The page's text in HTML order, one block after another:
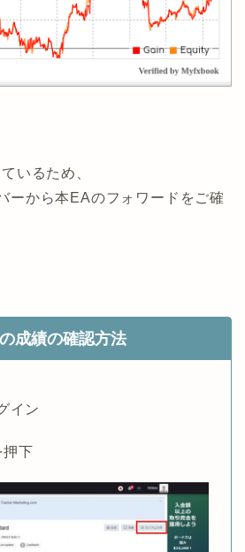
いるため、
ーから本EAのフォワードをご確
成績の確認方法
イン
下